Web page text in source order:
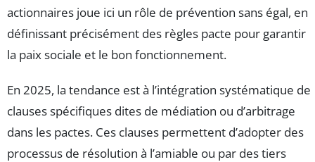
actionnaires joue ici un rôle de prévention sans égal, en
définissant précisément des règles pacte pour garantir
la paix sociale et le bon fonctionnement.
En 2025, la tendance est à l’intégration systématique de
clauses spécifiques dites de médiation ou d’arbitrage
dans les pactes. Ces clauses permettent d’adopter des
processus de résolution à l’amiable ou par des tiers